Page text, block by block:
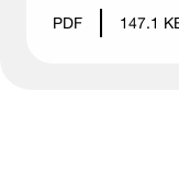
PDF 147.1